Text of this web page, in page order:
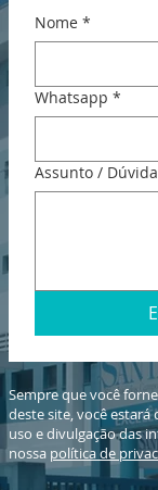
Nome *
Whatsapp *
Assunto / Dúvida
Sempre que você
deste site, você
uso e divulgação das
nossa política de